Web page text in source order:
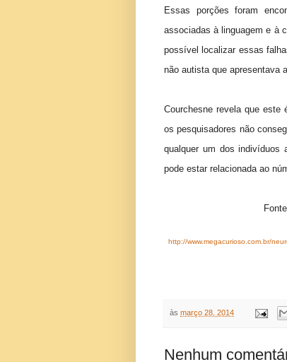
Essas porções foram
associadas à linguagem e à
possível localizar essas
não autista que apresentava
Courchesne revela que este
os pesquisadores não
qualquer um dos indivíduos
pode estar relacionada ao
http://www.megacurioso.com.br/
às março 28, 2014
Nenhum